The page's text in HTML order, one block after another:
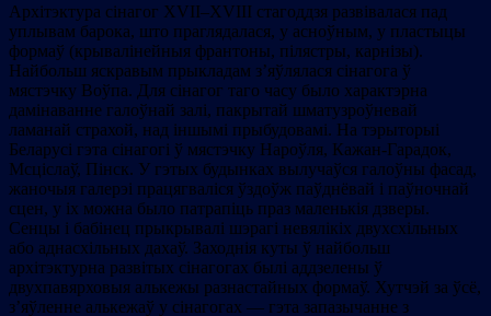
Архітэктура сінагог XVII–XVIII стагоддзя развівалася пад
уплывам барока, што праглядалася, у асноўным, у пластыцы
формаў (крывалінейныя франтоны, пілястры, карнізы).
Найбольш яскравым прыкладам з’яўлялася сінагога ў
мястэчку Воўпа. Для сінагог таго часу было характэрна
дамінаванне галоўнай залі, пакрытай шматузроўневай
ламанай страхой, над іншымі прыбудовамі. На тэрыторыі
Беларусі гэта сінагогі ў мястэчку Нароўля, Кажан-Гарадок,
Мсціслаў, Пінск. У гэтых будынках вылучаўся галоўны фасад,
жаночыя галерэі працягваліся ўздоўж паўднёвай і паўночнай
сцен, у іх можна было патрапіць праз маленькія дзверы.
Сенцы і бабінец прыкрывалі шэрагі невялікіх двухсхільных
або аднасхільных дахаў. Заходнія куты ў найбольш
архітэктурна развітых сінагогах былі аддзелены ў
двухпавярховыя алькежы разнастайных формаў. Хутчэй за ўсё,
з’яўленне алькежаў у сінагогах — гэта запазычанне з